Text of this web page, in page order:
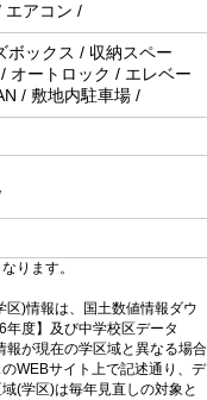
エアコン /
ボックス / 収納スペー
オートロック / エレベー
/ 敷地内駐車場 /
ります。
)情報は、国土数値情報ダウ
度】及び中学校区データ
報が現在の学区域と異なる場合
WEBサイト上で記述通り、デ
(学区)は毎年見直しの対象と